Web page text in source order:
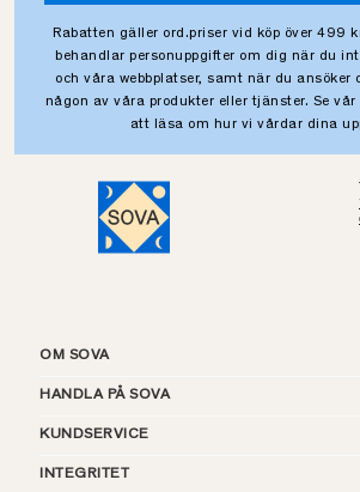
Rabatten gäller ord.priser vid köp över 499
behandlar personuppgifter om dig när du
och våra webbplatser, samt när du ansöker
någon av våra produkter eller tjänster. Se vår
att läsa om hur vi vårdar dina
OM SOVA
HANDLA PÅ SOVA
KUNDSERVICE
INTEGRITET